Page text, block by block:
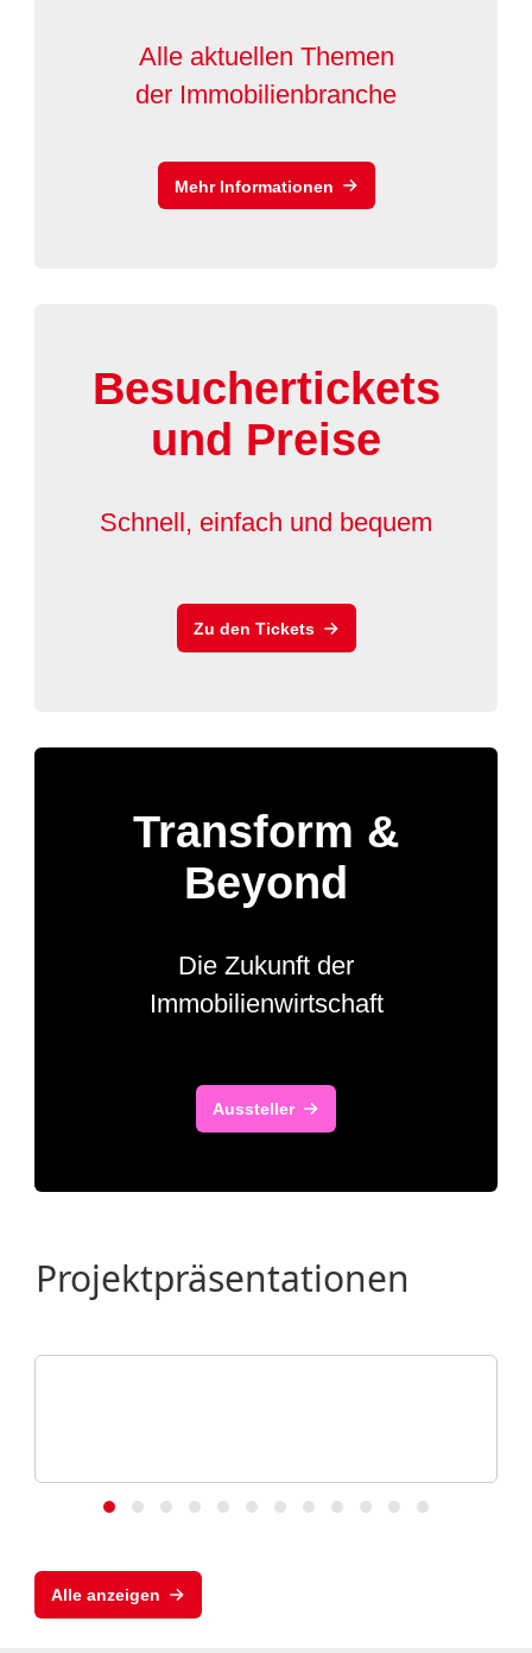
Alle aktuellen Themen
der Immobilienbranche
Mehr Informationen
Besuchertickets
und Preise
Schnell, einfach und bequem
Zu den Tickets
Transform &
Beyond
Die Zukunft der
Immobilienwirtschaft
Aussteller
Projektpräsentationen
Alle anzeigen